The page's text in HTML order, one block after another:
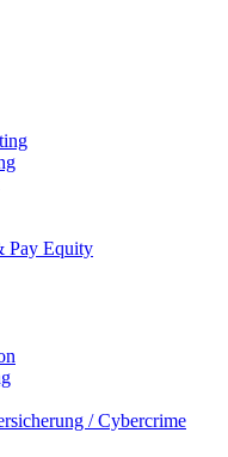
Pay Equity
/ Cybercrime